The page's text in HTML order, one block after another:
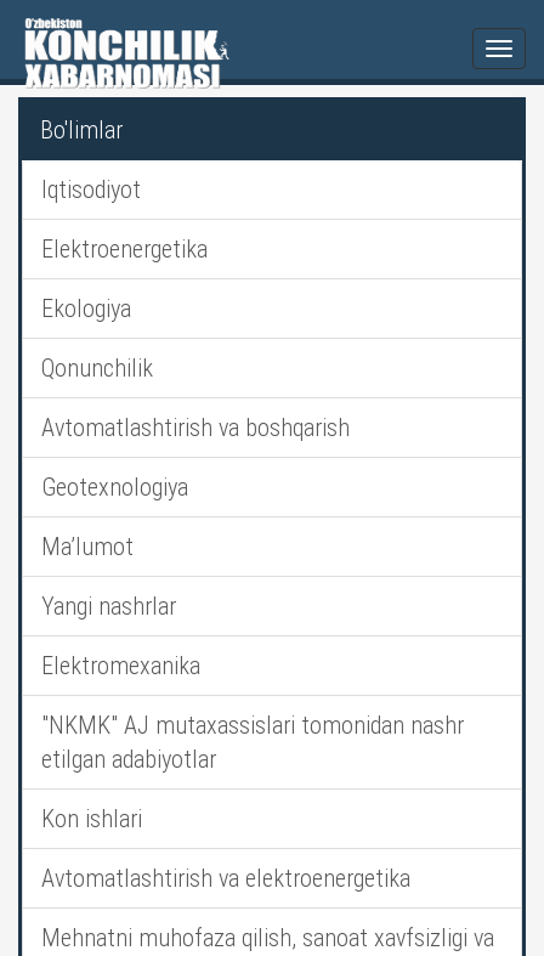
Bo'limlar
Iqtisodiyot
Elektroenergetika
Ekologiya
Qonunchilik
Avtomatlashtirish va boshqarish
Geotexnologiya
Ma’lumot
Yangi nashrlar
Elektromexanika
"NKMK" AJ mutaxassislari tomonidan nashr
etilgan adabiyotlar
Kon ishlari
Avtomatlashtirish va elektroenergetika
Mehnatni muhofaza qilish, sanoat xavfsizligi va